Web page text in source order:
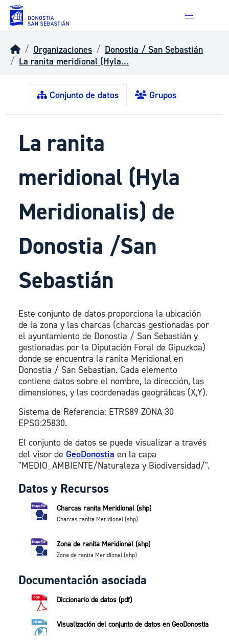
Skip to main content
Organizaciones
Donostia / San Sebastián
La ranita meridional (Hyla...
Conjunto de datos Grupos
La ranita
meridional (Hyla
Meridionalis) de
Donostia /San
Sebastián
Este conjunto de datos proporciona la ubicación
de la zona y las charcas (charcas gestionadas por
el ayuntamiento de Donostia / San Sebastián y
gestionadas por la Diputación Foral de Gipuzkoa)
donde se encuentra la ranita Meridional en
Donostia / San Sebastian. Cada elemento
contiene datos sobre el nombre, la dirección, las
dimensiones, y las coordenadas geográficas (X,Y).
Sistema de Referencia: ETRS89 ZONA 30
EPSG:25830.
El conjunto de datos se puede visualizar a través
del visor de GeoDonostia en la capa
"MEDIO_AMBIENTE/Naturaleza y Biodiversidad/".
Datos y Recursos
Charcas ranita Meridional (shp)
Charcas ranita Meridional (shp)
Zona de ranita Meridional (shp)
Zona de ranita Meridional (shp)
Documentación asociada
Diccionario de datos (pdf)
Visualización del conjunto de datos en GeoDonostia